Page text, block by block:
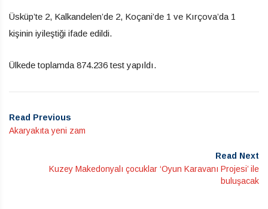
Üsküp’te 2, Kalkandelen’de 2, Koçani’de 1 ve Kırçova’da 1
kişinin iyileştiği ifade edildi.
Ülkede toplamda 874.236 test yapıldı.
Read Previous
Akaryakıta yeni zam
Read Next
Kuzey Makedonyalı çocuklar ‘Oyun Karavanı Projesi’ ile
buluşacak